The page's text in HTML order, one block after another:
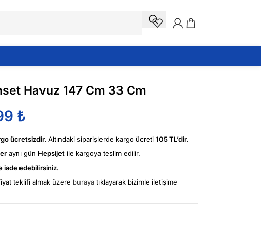
Havuz 147 Cm 33 Cm
₺
ücretsizdir. Altındaki siparişlerde kargo ücreti 105 TL’dir.
aynı gün Hepsijet ile kargoya teslim edilir.
iade edebilirsiniz.
teklifi almak üzere buraya tıklayarak bizimle iletişime